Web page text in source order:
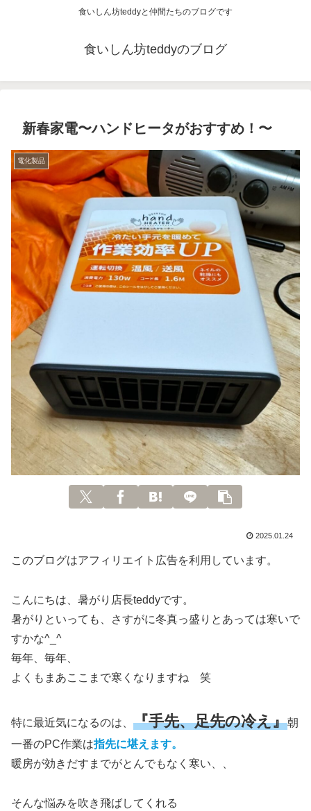
食いしん坊teddyと仲間たちのブログです
食いしん坊teddyのブログ
新春家電〜ハンドヒータがおすすめ！〜
電化製品
2025.01.24
このブログはアフィリエイト広告を利用しています。
こんにちは、暑がり店長teddyです。
暑がりといっても、さすがに冬真っ盛りとあっては寒いで
すかな^_^
毎年、毎年、
よくもまあここまで寒くなりますね 笑
特に最近気になるのは、 『手先、足先の冷え』朝
一番のPC作業は指先に堪えます。
暖房が効きだすまでがとんでもなく寒い、、
そんな悩みを吹き飛ばしてくれる